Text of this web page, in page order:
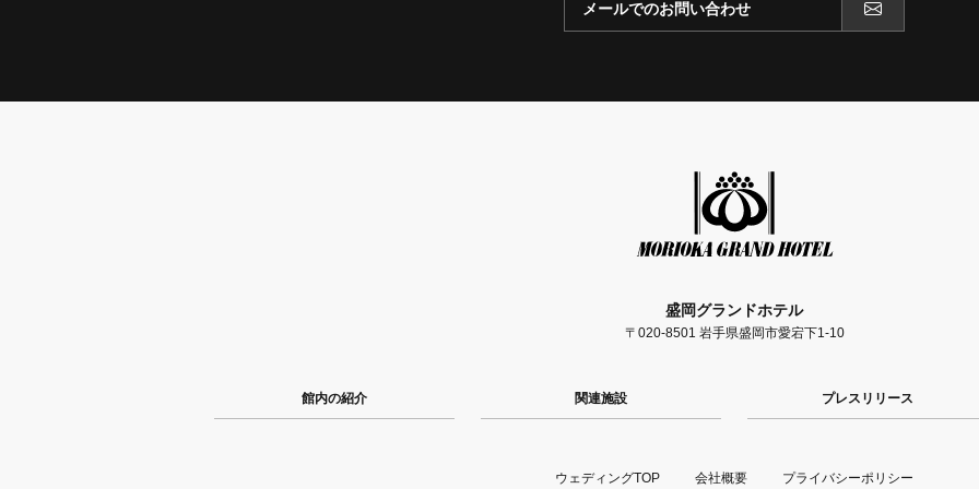
メールでのお問い合わせ
盛岡グランドホテル
〒020-8501 岩手県盛岡市愛宕下1-10
館内の紹介 関連施設 プレスリリース
ウェディングTOP 会社概要 プライバシーポリシー